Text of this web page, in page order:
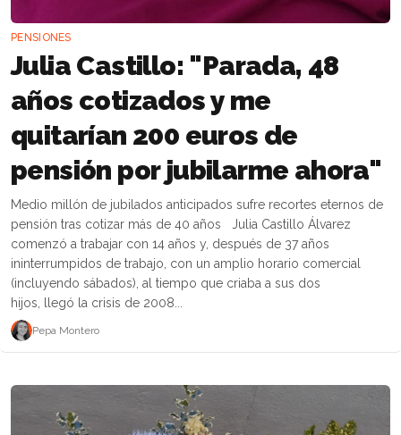
PENSIONES
Julia Castillo: "Parada, 48
años cotizados y me
quitarían 200 euros de
pensión por jubilarme ahora"
Medio millón de jubilados anticipados sufre recortes eternos de
pensión tras cotizar más de 40 años Julia Castillo Álvarez
comenzó a trabajar con 14 años y, después de 37 años
ininterrumpidos de trabajo, con un amplio horario comercial
(incluyendo sábados), al tiempo que criaba a sus dos
hijos, llegó la crisis de 2008...
Pepa Montero